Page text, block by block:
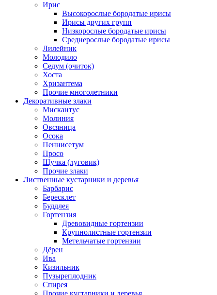
Ирис
Высокорослые бородатые ирисы
Ирисы других групп
Низкорослые бородатые ирисы
Среднерослые бородатые ирисы
Лилейник
Молодило
Седум (очиток)
Хоста
Хризантема
Прочие многолетники
Декоративные злаки
Мискантус
Молиния
Овсяница
Осока
Пеннисетум
Просо
Щучка (луговик)
Прочие злаки
Лиственные кустарники и деревья
Барбарис
Бересклет
Буддлея
Гортензия
Древовидные гортензии
Крупнолистные гортензии
Метельчатые гортензии
Дёрен
Ива
Кизильник
Пузыреплодник
Спирея
Прочие кустарники и деревья